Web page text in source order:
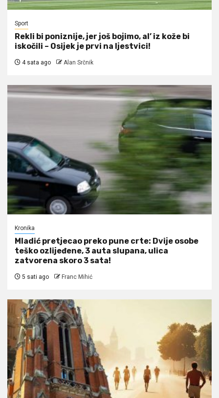
Sport
Rekli bi poniznije, jer još bojimo, al’ iz kože bi
iskočili – Osijek je prvi na ljestvici!
4 sata ago Alan Srčnik
Kronika
Mladić pretjecao preko pune crte: Dvije osobe
teško ozlijeđene, 3 auta slupana, ulica
zatvorena skoro 3 sata!
5 sati ago Franc Mihić